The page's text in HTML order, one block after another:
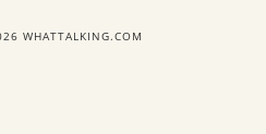
WHATTALKING.COM